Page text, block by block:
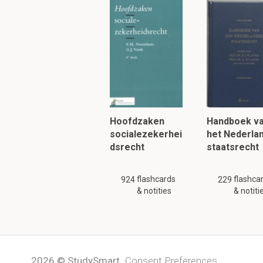
Wat zijn de
Patriciërs en
er komen 2
sinds 367
Wat waren de
Wat zijn de
Hoofdzaken
socialezekerhei
dsrecht
924flashcards
& notities
Handboek
het
staatsrecht
229
&
2026 © StudySmart Consent Preferences